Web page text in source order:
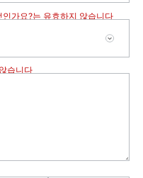
가요?는 유효하지 않습니다
습니다